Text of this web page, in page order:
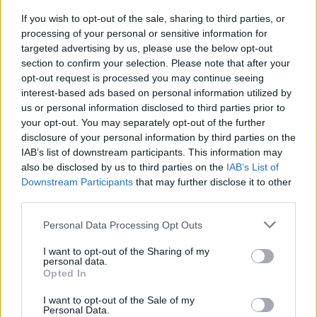
If you wish to opt-out of the sale, sharing to third parties, or
processing of your personal or sensitive information for
targeted advertising by us, please use the below opt-out
section to confirm your selection. Please note that after your
opt-out request is processed you may continue seeing
interest-based ads based on personal information utilized by
us or personal information disclosed to third parties prior to
your opt-out. You may separately opt-out of the further
disclosure of your personal information by third parties on the
IAB’s list of downstream participants. This information may
also be disclosed by us to third parties on the IAB’s List of
Downstream Participants that may further disclose it to other
Personal Data Processing Opt Outs
I want to opt-out of the Sharing of my
personal data.
Opted In
I want to opt-out of the Sale of my
Personal Data.
ενημέρωση
Ακολουθήστε μας στο
facebook
Ακολουθήστε μας στο
twitter
Εγγραφή στο newsletter
Αποδέχομαι τους
και την πολιτική απορρήτου